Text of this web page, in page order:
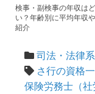
検事・副検事の年収は
い？年齢別に平均年収
紹介
司法・法律系
さ行の資格
保険労務士（社